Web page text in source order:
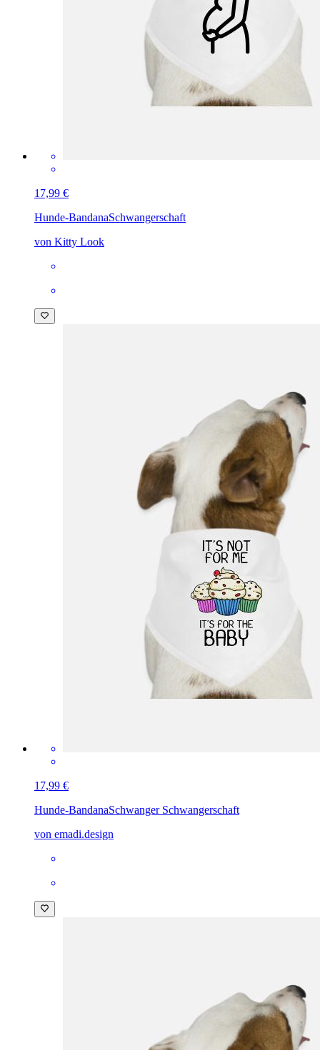
17,99 €
Hunde-BandanaSchwangerschaft
von Kitty Look
17,99 €
Hunde-BandanaSchwanger Schwangerschaft
von emadi.design